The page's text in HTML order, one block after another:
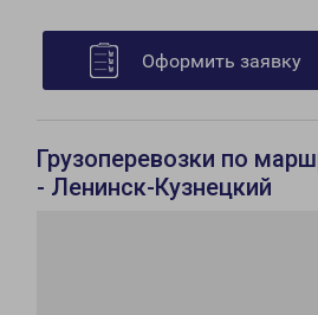
Оформить заявку
Грузоперевозки по
- Ленинск-Кузнецкий